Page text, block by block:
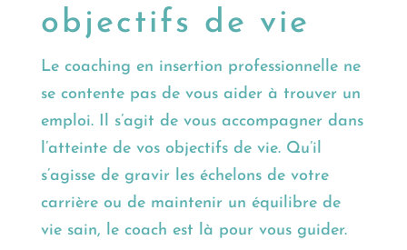
objectifs de vie
Le coaching en insertion professionnelle ne
se contente pas de vous aider à trouver un
emploi. Il s’agit de vous accompagner dans
l’atteinte de vos objectifs de vie. Qu’il
s’agisse de gravir les échelons de votre
carrière ou de maintenir un équilibre de
vie sain, le coach est là pour vous guider.